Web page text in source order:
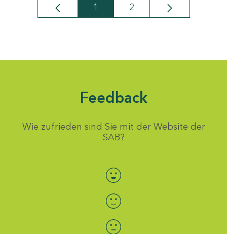
Seite
1 Seite
2
Feedback
Wie zufrieden sind Sie mit der Website der
SAB?
Bewertung auswählen